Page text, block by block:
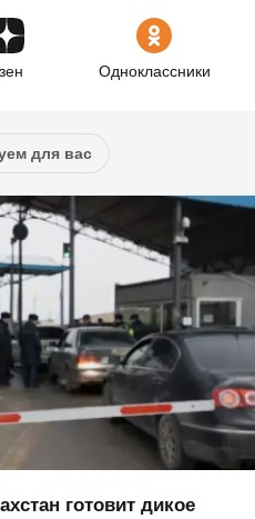
Одноклассники
для вас
готовит дикое